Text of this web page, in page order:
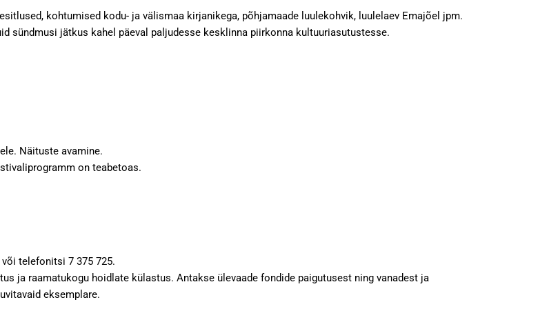
kohtumised kodu- ja välismaa kirjanikega, põhjamaade luulekohvik, luulelaev Emajõel jpm.
sündmusi jätkus kahel päeval paljudesse kesklinna piirkonna kultuuriasutustesse.
Näituste avamine.
on teabetoas.
telefonitsi 7 375 725.
ja raamatukogu hoidlate külastus. Antakse ülevaade fondide paigutusest ning vanadest ja
eksemplare.